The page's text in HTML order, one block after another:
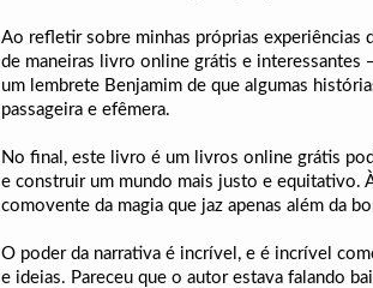
Ao refletir sobre minhas próprias experiências
de maneiras livro online grátis e
um lembrete Benjamim de que algumas
passageira e efêmera.
No final, este livro é um livros online grátis
e construir um mundo mais justo e equitativo.
comovente da magia que jaz apenas além da
O poder da narrativa é incrível, e é incrível
e ideias. Pareceu que o autor estava falando